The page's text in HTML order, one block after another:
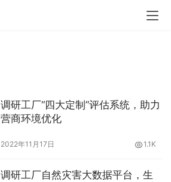
调研工厂“四大定制”评估系统，助力
营商环境优化
2022年11月17日 1.1K
调研工厂自然灾害大数据平台，生